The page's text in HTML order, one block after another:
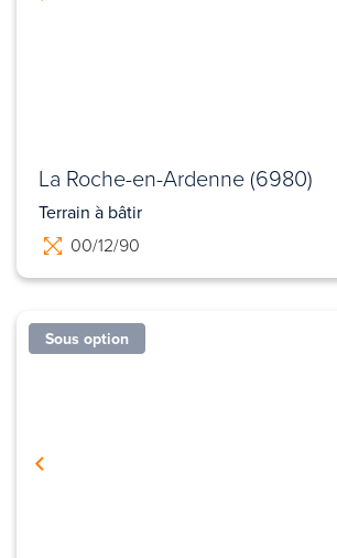
La Roche-en-Ardenne (6980)
Terrain à bâtir
00/12/90
Sous option